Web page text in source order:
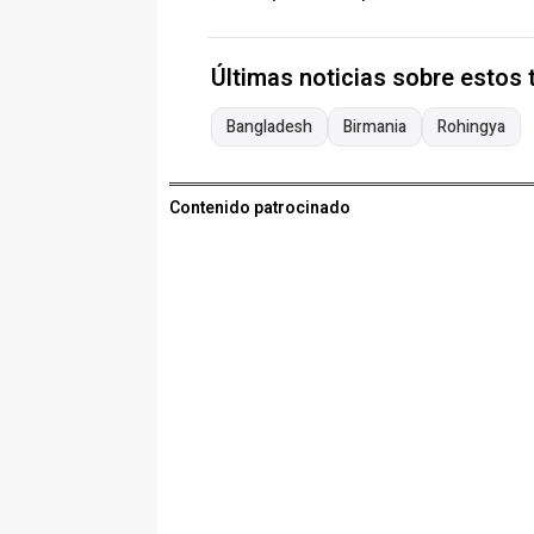
Últimas noticias sobre estos
Bangladesh Birmania Rohingya
Contenido patrocinado